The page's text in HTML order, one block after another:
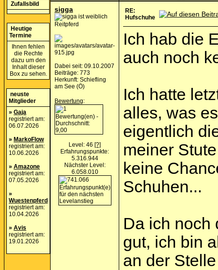
Zufallsbild
Heutige
Termine
Ihnen fehlen
die Rechte
dazu um den
Inhalt dieser
Box zu sehen.
neuste
Mitglieder
» Gaja
registriert am:
06.07.2026
» MarkoFlow
registriert am:
10.06.2026
» Amazone
registriert am:
07.05.2026
»
Wuestenpferd
registriert am:
10.04.2026
» Avis
registriert am:
19.01.2026
sigga
Reitpferd
Dabei seit: 09.10.2007
Beiträge: 773
Herkunft: Schiefling
am See (Ö)
Bewertung:
Level: 46 [?]
Erfahrungspunkte:
5.316.944
Nächster Level:
6.058.010
RE:
Hufschuhe
Ich hab die
auch noch
Ich hatte
alles, was
eigentlich
meiner
keine
Schuhen...
Da ich noch
gut, ich bin
an der